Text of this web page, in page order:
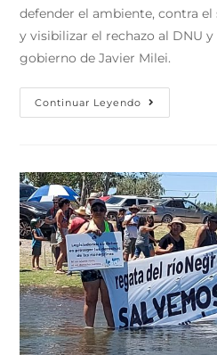
defender el ambiente, contra
y visibilizar el rechazo al DNU
gobierno de Javier Milei.
Continuar Leyendo